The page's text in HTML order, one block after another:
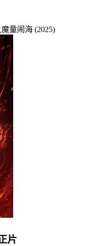
童闹海 (2025)
片